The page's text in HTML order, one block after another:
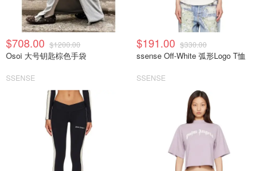
$708.00 $1200.00
Osoi 大号钥匙棕色手袋
SSENSE
$191.00 $330.00
ssense Off-White 弧形Logo T恤
SSENSE